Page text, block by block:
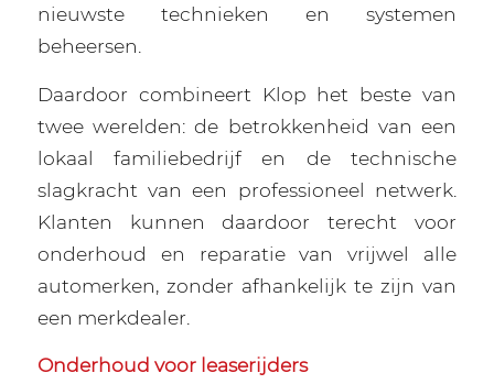
nieuwste technieken en systemen
beheersen.
Daardoor combineert Klop het beste van
twee werelden: de betrokkenheid van een
lokaal familiebedrijf en de technische
slagkracht van een professioneel netwerk.
Klanten kunnen daardoor terecht voor
onderhoud en reparatie van vrijwel alle
automerken, zonder afhankelijk te zijn van
een merkdealer.
Onderhoud voor leaserijders